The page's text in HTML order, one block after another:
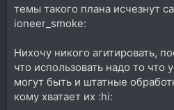
темы такого плана исчезнут
ioneer_smoke:
Нихочу никого агитировать,
что использовать надо то что
могут быть и штатные
кому хватает их :hi: